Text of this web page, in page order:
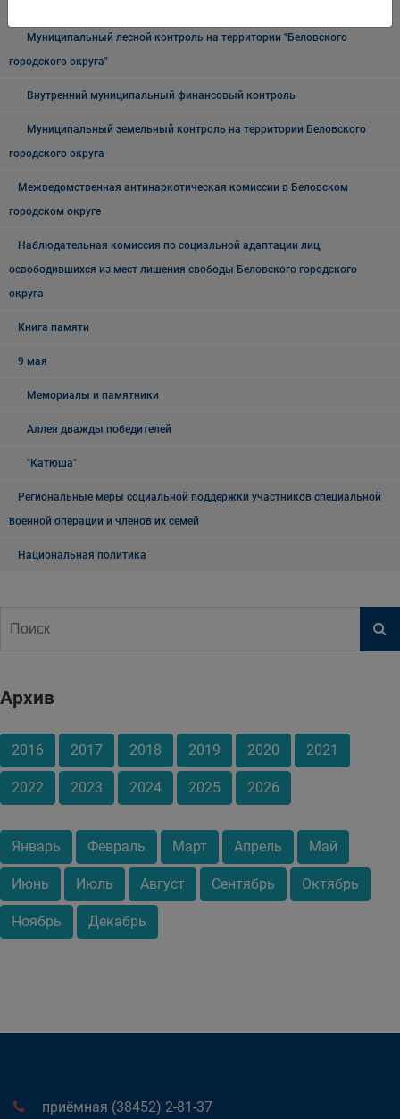
Муниципальный лесной контроль на территории "Беловского
городского округа"
Внутренний муниципальный финансовый контроль
Муниципальный земельный контроль на территории Беловского
городского округа
Межведомственная антинаркотическая комиссии в Беловском
городском округе
Наблюдательная комиссия по социальной адаптации лиц,
освободившихся из мест лишения свободы Беловского городского
округа
Книга памяти
9 мая
Мемориалы и памятники
Аллея дважды победителей
"Катюша"
Региональные меры социальной поддержки участников специальной
военной операции и членов их семей
Национальная политика
Архив
2016 2017 2018 2019 2020 2021
2022 2023 2024 2025 2026
Январь Февраль Март Апрель Май
Июнь Июль Август Сентябрь Октябрь
Ноябрь Декабрь
приёмная (38452) 2-81-37